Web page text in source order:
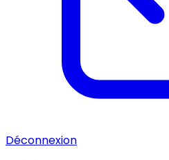
Déconnexion